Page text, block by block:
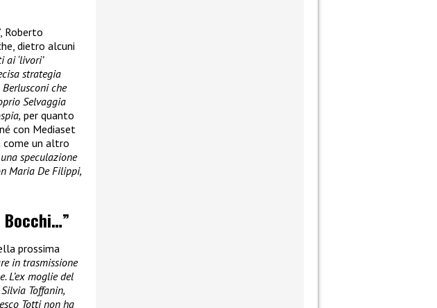
, Roberto
dietro alcuni
ai ‘livori’
strategia
che
Selvaggia
per quanto
con Mediaset
come un altro
speculazione
Maria De Filippi,
prossima
in trasmissione
L’ex moglie del
Toffanin,
Totti non ha